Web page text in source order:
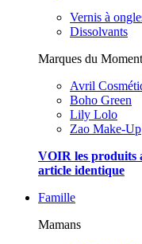
Vernis à
Dissolvants
Marques du Moment
Avril
Boho Green
Lily Lolo
Zao Make-Up
VOIR les produits
article identique
Famille
Mamans